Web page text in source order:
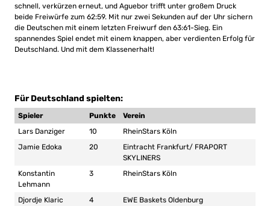
schnell, verkürzen erneut, und Aguebor trifft unter großem Druck
beide Freiwürfe zum 62:59. Mit nur zwei Sekunden auf der Uhr sichern
die Deutschen mit einem letzten Freiwurf den 63:61-Sieg. Ein
spannendes Spiel endet mit einem knappen, aber verdienten Erfolg für
Deutschland. Und mit dem Klassenerhalt!
Für Deutschland spielten:
Spieler Punkte
Verein
Lars Danziger
10
RheinStars Köln
Jamie Edoka
20
Eintracht Frankfurt/ FRAPORT
SKYLINERS
Konstantin
Lehmann
3 RheinStars Köln
Djordje Klaric 4
EWE Baskets Oldenburg